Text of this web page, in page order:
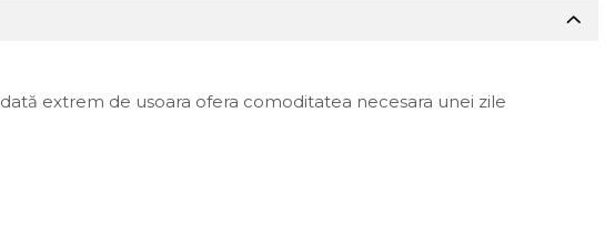
extrem de usoara ofera comoditatea necesara unei zile